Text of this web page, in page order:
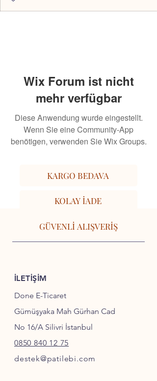
Wix Forum ist nicht
mehr verfügbar
Diese Anwendung wurde eingestellt.
Wenn Sie eine Community-App
benötigen, verwenden Sie Wix Groups.
KARGO BEDAVA
KOLAY İADE
GÜVENLİ ALIŞVERİŞ
İLETİŞİM
Done E-Ticaret
Gümüşyaka Mah Gürhan Cad
No 16/A Silivri İstanbul
0850 840 12 75
destek@patilebi.com